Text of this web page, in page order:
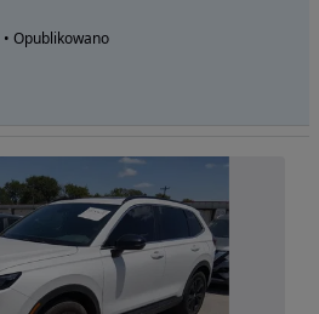
Opublikowano